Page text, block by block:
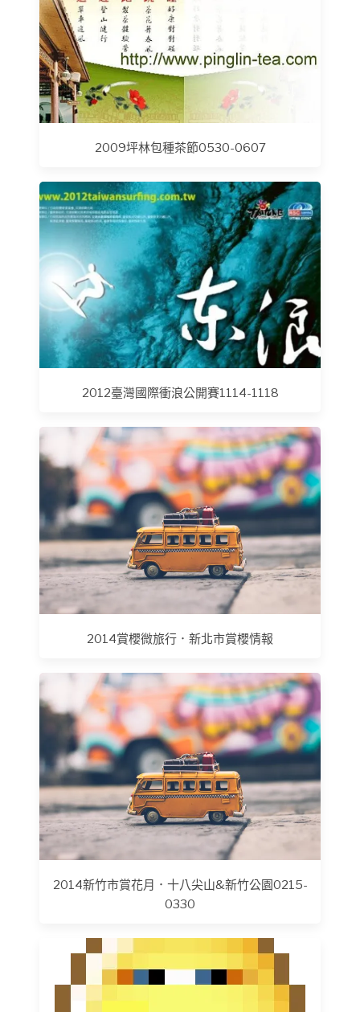
2009坪林包種茶節0530-0607
2012臺灣國際衝浪公開賽1114-1118
2014賞櫻微旅行．新北市賞櫻情報
2014新竹市賞花月．十八尖山&新竹公園0215-
0330